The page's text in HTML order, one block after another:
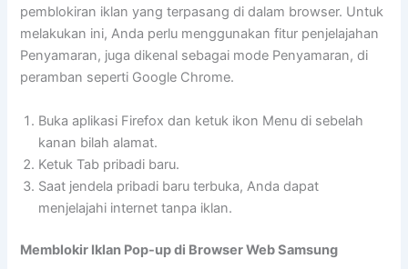
pemblokiran iklan yang terpasang di dalam browser. Untuk
melakukan ini, Anda perlu menggunakan fitur penjelajahan
Penyamaran, juga dikenal sebagai mode Penyamaran, di
peramban seperti Google Chrome.
Buka aplikasi Firefox dan ketuk ikon Menu di sebelah
kanan bilah alamat.
Ketuk Tab pribadi baru.
Saat jendela pribadi baru terbuka, Anda dapat
menjelajahi internet tanpa iklan.
Memblokir Iklan Pop-up di Browser Web Samsung